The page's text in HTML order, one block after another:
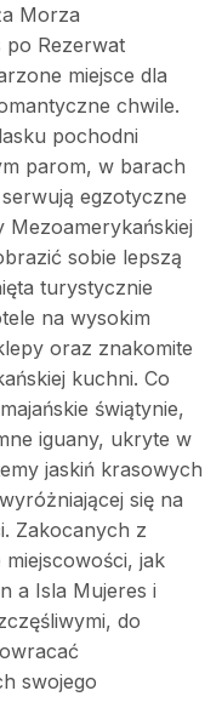
Morza
po Rezerwat
miejsce dla
chwile.
pochodni
parom, w barach
egzotyczne
Mezoamerykańskiej
sobie lepszą
turystycznie
na wysokim
oraz znakomite
kuchni. Co
świątynie,
iguany, ukryte w
jaskiń krasowych
się na
Zakocanych z
jak
a Isla Mujeres i
do
swojego